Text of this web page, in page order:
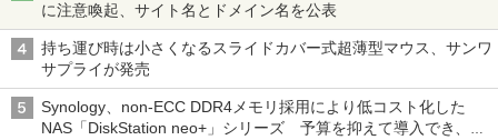
に注意喚起、サイト名とドメイン名を公表
持ち運び時は小さくなるスライドカバー式超薄型マウス、サンワ
サプライが発売
Synology、non-ECC DDR4メモリ採用により低コスト化した
NAS「DiskStation neo+」シリーズ 予算を抑えて導入でき、